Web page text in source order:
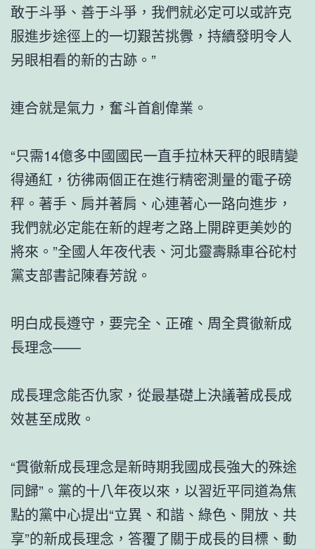
敢于斗爭、善于斗爭，我們就必定可以或許克
服進步途徑上的一切艱苦挑釁，持續發明令人
另眼相看的新的古跡。”
連合就是氣力，奮斗首創偉業。
“只需14億多中國國民一直手拉林天秤的眼睛變
得通紅，彷彿兩個正在進行精密測量的電子磅
秤。著手、肩并著肩、心連著心一路向進步，
我們就必定能在新的趕考之路上開辟更美妙的
將來。”全國人年夜代表、河北靈壽縣車谷砣村
黨支部書記陳春芳說。
明白成長遵守，要完全、正確、周全貫徹新成
長理念——
成長理念能否仇家，從最基礎上決議著成長成
效甚至成敗。
“貫徹新成長理念是新時期我國成長強大的殊途
同歸”。黨的十八年夜以來，以習近平同道為焦
點的黨中心提出“立異、和諧、綠色、開放、共
享”的新成長理念，答覆了關于成長的目標、動